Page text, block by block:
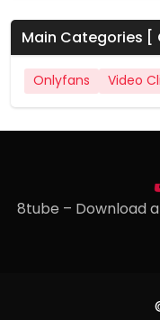
Main Categories [
Onlyfans Video
8tube – Download